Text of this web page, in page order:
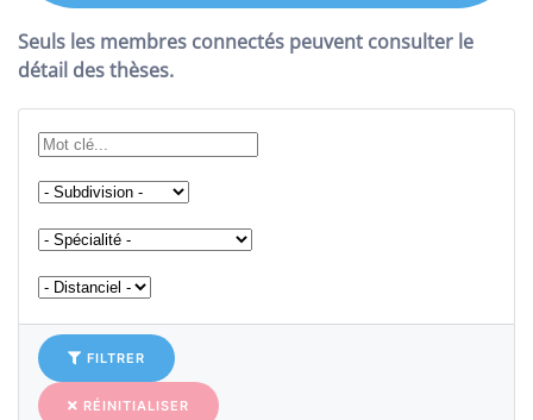
Seuls les membres connectés peuvent consulter le
détail des thèses.
FILTRER
RÉINITIALISER